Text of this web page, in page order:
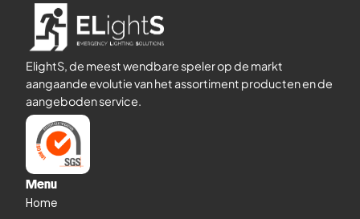
ElightS, de meest wendbare speler op de markt
aangaande evolutie van het assortiment producten en de
aangeboden service.
Menu
Home